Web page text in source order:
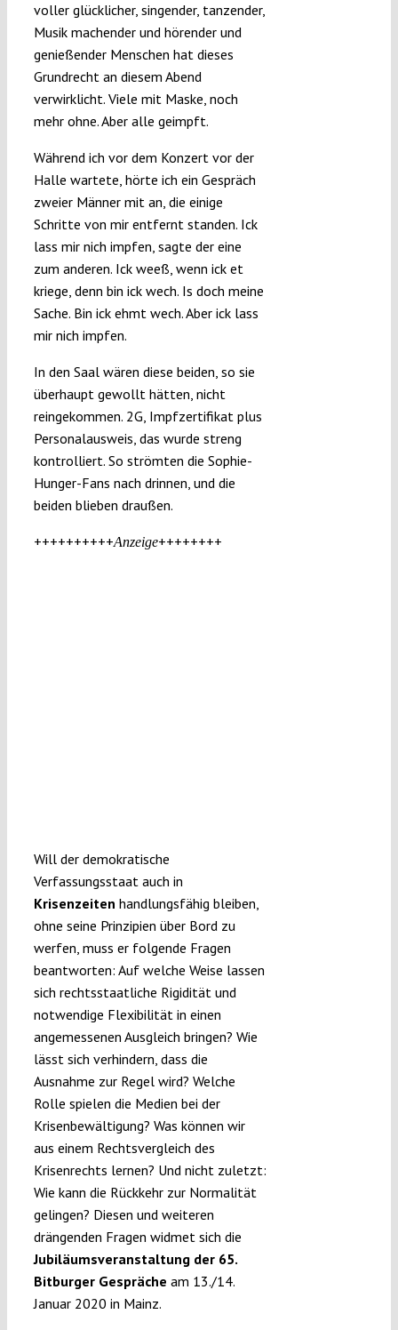
voller glücklicher, singender, tanzender,
Musik machender und hörender und
genießender Menschen hat dieses
Grundrecht an diesem Abend
verwirklicht. Viele mit Maske, noch
mehr ohne. Aber alle geimpft.
Während ich vor dem Konzert vor der
Halle wartete, hörte ich ein Gespräch
zweier Männer mit an, die einige
Schritte von mir entfernt standen. Ick
lass mir nich impfen, sagte der eine
zum anderen. Ick weeß, wenn ick et
kriege, denn bin ick wech. Is doch meine
Sache. Bin ick ehmt wech. Aber ick lass
mir nich impfen.
In den Saal wären diese beiden, so sie
überhaupt gewollt hätten, nicht
reingekommen. 2G, Impfzertifikat plus
Personalausweis, das wurde streng
kontrolliert. So strömten die Sophie-
Hunger-Fans nach drinnen, und die
beiden blieben draußen.
++++++++++Anzeige++++++++
Will der demokratische
Verfassungsstaat auch in
Krisenzeiten handlungsfähig bleiben,
ohne seine Prinzipien über Bord zu
werfen, muss er folgende Fragen
beantworten: Auf welche Weise lassen
sich rechtsstaatliche Rigidität und
notwendige Flexibilität in einen
angemessenen Ausgleich bringen? Wie
lässt sich verhindern, dass die
Ausnahme zur Regel wird? Welche
Rolle spielen die Medien bei der
Krisenbewältigung? Was können wir
aus einem Rechtsvergleich des
Krisenrechts lernen? Und nicht zuletzt:
Wie kann die Rückkehr zur Normalität
gelingen? Diesen und weiteren
drängenden Fragen widmet sich die
Jubiläumsveranstaltung der 65.
Bitburger Gespräche am 13./14.
Januar 2020 in Mainz.